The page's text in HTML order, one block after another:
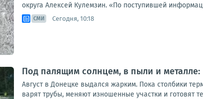
округа Алексей Кулемзин. «По поступившей
СМИ Сегодня, 10:18
Под палящим солнцем, в пыли и металле:
Август в Донецке выдался жарким. Пока столбики
варят трубы, меняют изношенные участки и готовят